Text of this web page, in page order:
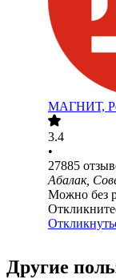
МАГНИТ,
3.4
•
27885
Абалак,
Можно без
Другие